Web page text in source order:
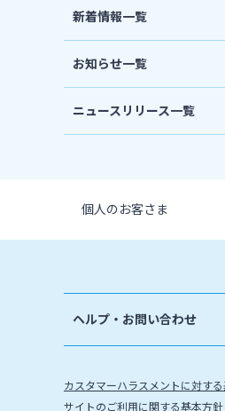
新着情報一覧
お知らせ一覧
ニュースリリース一覧
個人のお客さま
ヘルプ・お問い合わせ
カスタマーハラスメントに対す
サイトのご利用に関する基本方針